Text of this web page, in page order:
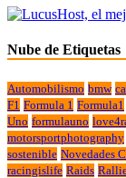
Nube de Etiquetas
Automobilismo bmw
F1 Formula 1 Formula1
Uno formulauno
motorsportphotography
sostenible Novedades
racingislife Raids